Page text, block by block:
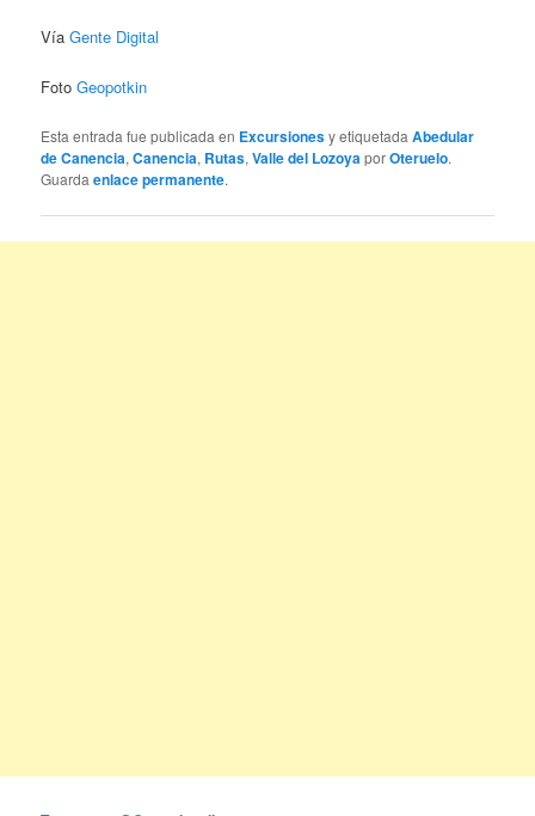
VíaGente Digital
FotoGeopotkin
Esta entrada fue publicada en Excursionesy etiquetadaAbedular
de Canencia,Canencia, Rutas,Valle del Lozoya porOteruelo.
Guardaenlace permanente.